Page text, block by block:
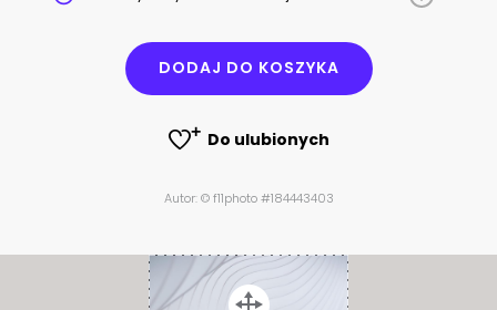
DODAJ DO KOSZYKA
Do ulubionych
Autor: © f11photo #184443403